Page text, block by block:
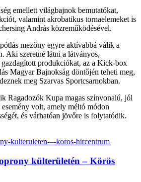
emellett világbajnok bemutatókat,
valamint akrobatikus tornaelemeket is
András közreműködésével.
mezőny egyre aktívabbá válik a
Aki szeretné látni a látványos,
produkciókat, az a Kick-box
Magyar Bajnokság döntőjén teheti meg,
meg Szarvas Sportcsarnokban.
Ragadozók Kupa magas színvonalú, jól
volt, amely méltó módon
és várhatóan jövőre is folytatódik.
külterületén – Körös